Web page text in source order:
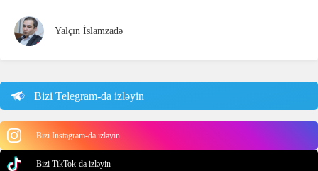
Yalçın İslamzadə
Bizi Telegram-da izləyin
Bizi Instagram-da izləyin
Bizi TikTok-da izləyin